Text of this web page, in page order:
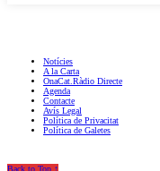
Notícies
A la Carta
OnaCat.Ràdio Directe
Agenda
Contacte
Avís Legal
Política de Privacitat
Política de Galetes
Back to Top ↑